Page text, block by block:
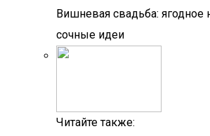
Вишневая свадьба: ягодное
сочные идеи
Читайте также: